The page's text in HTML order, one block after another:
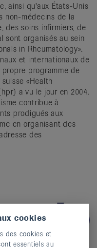
ainsi qu'aux États-Unis
non-médecins de la
des soins infirmiers, de
sont organisés au sein
in Rheumatology».
et internationaux de
programme de
«Health
a vu le jour en 2004.
contribue à
prodigués aux
en organisant des
des
cookies
des cookies et
essentiels au